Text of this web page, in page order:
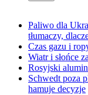
Paliwo dla
tłumaczy,
Czas gazu i
Wiatr i słońce
Rosyjski
Schwedt poza
hamuje decyzje